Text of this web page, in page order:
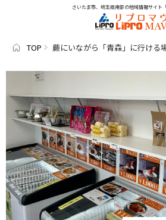
さいたま市、埼玉県南部の地域情報サイト
TOP 蕨にいながら「青森」に行ける